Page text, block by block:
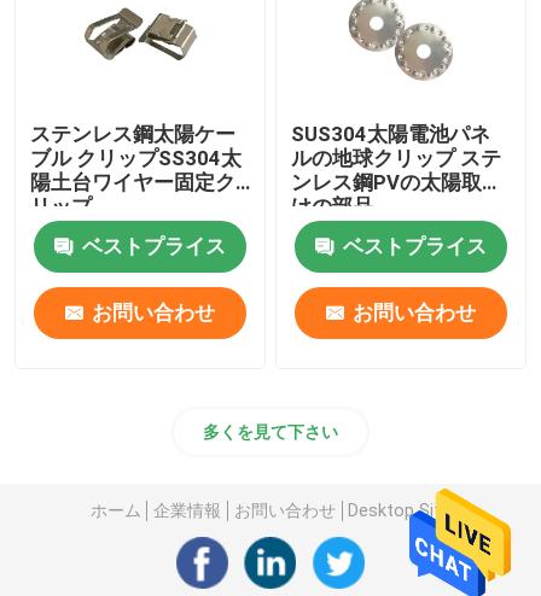
ステンレス鋼太陽ケー
ブル クリップSS304太
陽土台ワイヤー固定ク
リップ
ベストプライス
お問い合わせ
SUS304太陽電池パネ
ルの地球クリップ ステ
ンレス鋼PVの太陽取付
けの部品
ベストプライス
お問い合わせ
多くを見て下さい
ホーム 企業情報 お問い合わせ Desktop Site